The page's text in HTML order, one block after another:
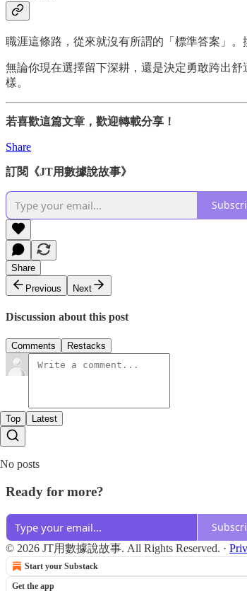
職涯這條路，從來就沒有所謂的「標準答案」
無論你現在選擇留下深耕，還是決定勇敢跨出
樣。
若喜歡這篇文章，歡迎轉載分享！
Share
訂閱《JT用數據說故事》
Share
Previous
Next
Discussion about this post
Comments Restacks
Top Latest
No posts
Ready for more?
© 2026 JT用數據說故事. All Rights Reserved. ·
Start your Substack
Get the app